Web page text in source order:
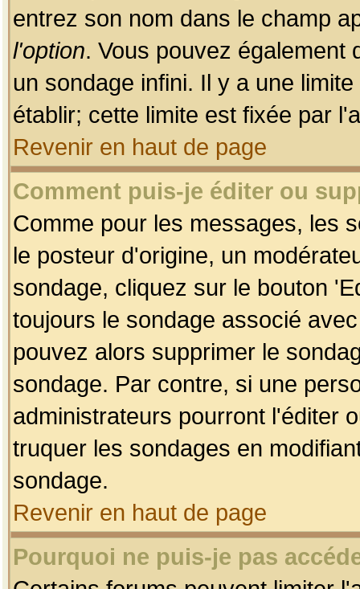
entrez son nom dans le champ
l'option. Vous pouvez également
un sondage infini. Il y a une
établir; cette limite est fixée par
Revenir en haut de page
Comment puis-je éditer ou
Comme pour les messages, les
le posteur d'origine, un
sondage, cliquez sur le bouton
toujours le sondage associé
pouvez alors supprimer le
sondage. Par contre, si une
administrateurs pourront l'éditer
truquer les sondages en
sondage.
Revenir en haut de page
Pourquoi ne puis-je pas